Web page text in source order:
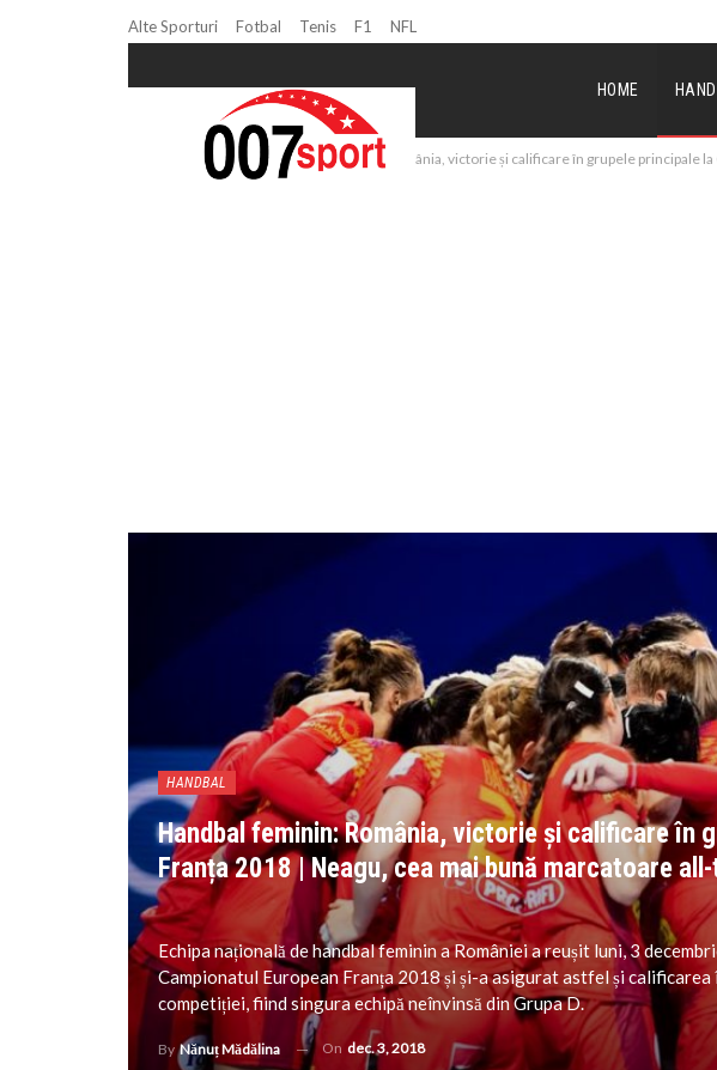
Alte Sporturi Fotbal Tenis F1 NFL
HOME
Handbal Handbal feminin: România, victorie și calificare în grupele principale
HANDBAL
Handbal feminin: România, victorie și calificare în
Franța 2018 | Neagu, cea mai bună marcatoare all-
Echipa națională de handbal feminin a României a reușit luni, 3
Campionatul European Franța 2018 și și-a asigurat astfel și
competiției, fiind singura echipă neînvinsă din Grupa D.
By Nănuț Mădălina On dec. 3, 2018